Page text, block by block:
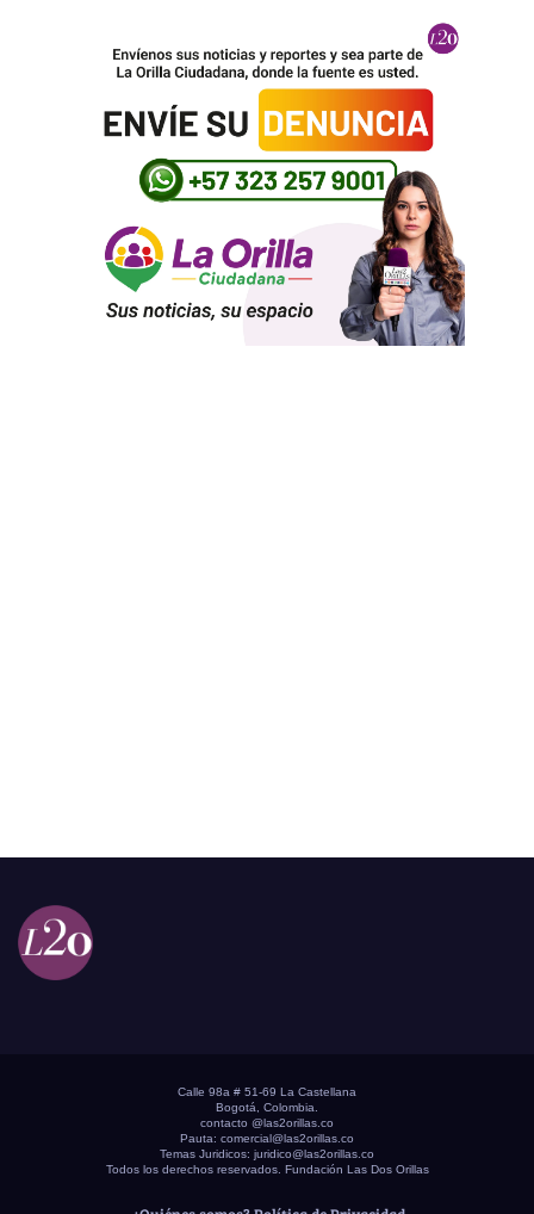
Calle 98a # 51-69 La Castellana
Bogotá, Colombia.
contacto @las2orillas.co
Pauta: comercial@las2orillas.co
Temas Juridicos: juridico@las2orillas.co
Todos los derechos reservados. Fundación Las Dos Orillas